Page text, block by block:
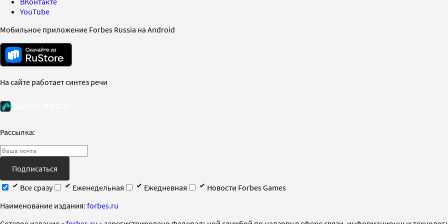
YouTube
Мобильное приложение Forbes Russia на Android
На сайте работает синтез речи
Рассылка:
Подписаться
Все сразу
Еженедельная Ежедневная
Новости Forbes Games
Наименование издания: forbes.ru